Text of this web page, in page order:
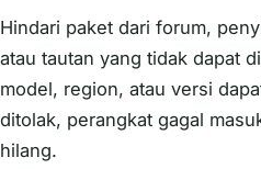
Hindari paket dari forum,
atau tautan yang tidak dapat
model, region, atau versi
ditolak, perangkat gagal
hilang.